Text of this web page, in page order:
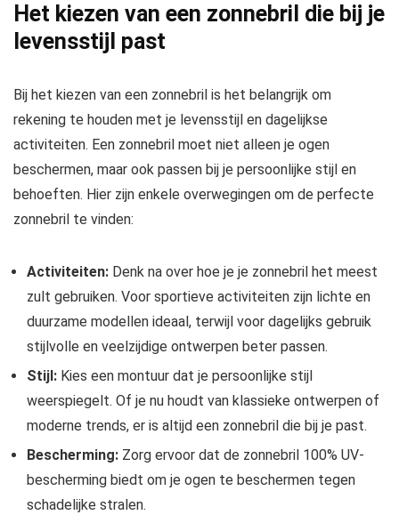
Het kiezen van een zonnebril die bij je
levensstijl past
Bij het kiezen van een zonnebril is het belangrijk om
rekening te houden met je levensstijl en dagelijkse
activiteiten. Een zonnebril moet niet alleen je ogen
beschermen, maar ook passen bij je persoonlijke stijl en
behoeften. Hier zijn enkele overwegingen om de perfecte
zonnebril te vinden:
Activiteiten: Denk na over hoe je je zonnebril het meest
zult gebruiken. Voor sportieve activiteiten zijn lichte en
duurzame modellen ideaal, terwijl voor dagelijks gebruik
stijlvolle en veelzijdige ontwerpen beter passen.
Stijl: Kies een montuur dat je persoonlijke stijl
weerspiegelt. Of je nu houdt van klassieke ontwerpen of
moderne trends, er is altijd een zonnebril die bij je past.
Bescherming: Zorg ervoor dat de zonnebril 100% UV-
bescherming biedt om je ogen te beschermen tegen
schadelijke stralen.